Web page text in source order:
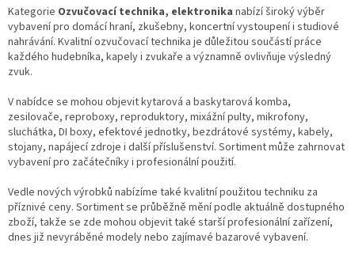
l
á
d
a
p
r
v
k
y
ý
p
i
s
Kategorie Ozvučovací technika, elektronika nabízí široký výběr
vybavení pro domácí hraní, zkušebny, koncertní vystoupení i studiové
nahrávání. Kvalitní ozvučovací technika je důležitou součástí práce
každého hudebníka, kapely i zvukaře a významně ovlivňuje výsledný
zvuk.
V nabídce se mohou objevit kytarová a baskytarová komba,
zesilovače, reproboxy, reproduktory, mixážní pulty, mikrofony,
sluchátka, DI boxy, efektové jednotky, bezdrátové systémy, kabely,
stojany, napájecí zdroje i další příslušenství. Sortiment může zahrnovat
vybavení pro začátečníky i profesionální použití.
Vedle nových výrobků nabízíme také kvalitní použitou techniku za
příznivé ceny. Sortiment se průběžně mění podle aktuálně dostupného
zboží, takže se zde mohou objevit také starší profesionální zařízení,
dnes již nevyráběné modely nebo zajímavé bazarové vybavení.